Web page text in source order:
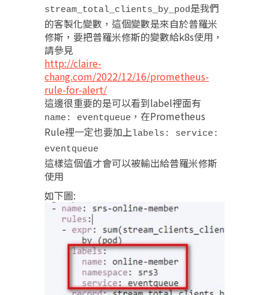
stream_total_clients_by_pod是我們
的客製化變數，這個變數是來自於普羅米
修斯，要把普羅米修斯的變數給k8s使用，
請參見
http://claire-
chang.com/2022/12/16/prometheus-
rule-for-alert/
這邊很重要的是可以看到label裡面有
name: eventqueue ，在Prometheus
Rule裡一定也要加上labels: service:
eventqueue
這樣這個值才會可以被輸出給普羅米修斯
使用
如下圖: